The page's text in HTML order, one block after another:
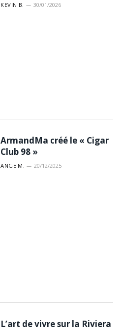
KEVIN B. 30/01/2026
ArmandMa créé le « Cigar
Club 98 »
ANGE M. 20/12/2025
L’art de vivre sur la Riviera